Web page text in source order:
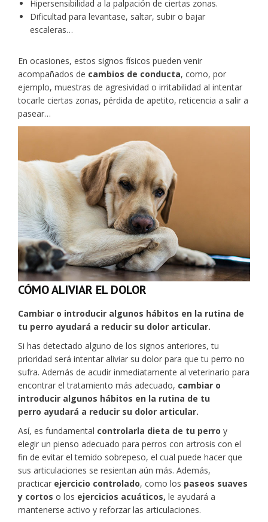
Hipersensibilidad a la palpación de ciertas zonas.
Dificultad para levantase, saltar, subir o bajar
escaleras…
En ocasiones, estos signos físicos pueden venir
acompañados de cambios de conducta, como, por
ejemplo, muestras de agresividad o irritabilidad al intentar
tocarle ciertas zonas, pérdida de apetito, reticencia a salir a
pasear…
CÓMO ALIVIAR EL DOLOR
Cambiar o introducir algunos hábitos en la rutina de
tu perro ayudará a reducir su dolor articular.
Si has detectado alguno de los signos anteriores, tu
prioridad será intentar aliviar su dolor para que tu perro no
sufra. Además de acudir inmediatamente al veterinario para
encontrar el tratamiento más adecuado, cambiar o
introducir algunos hábitos en la rutina de tu
perro ayudará a reducir su dolor articular.
Así, es fundamental controlarla dieta de tu perro y
elegir un pienso adecuado para perros con artrosis con el
fin de evitar el temido sobrepeso, el cual puede hacer que
sus articulaciones se resientan aún más. Además,
practicar ejercicio controlado, como los paseos suaves
y cortos o los ejercicios acuáticos, le ayudará a
mantenerse activo y reforzar las articulaciones.